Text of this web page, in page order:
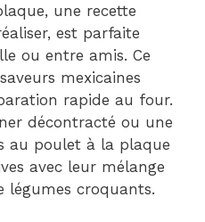
une recette
est parfaite
ou entre amis. Ce
mexicaines
rapide au four.
décontracté ou une
au poulet à la plaque
avec leur mélange
légumes croquants.